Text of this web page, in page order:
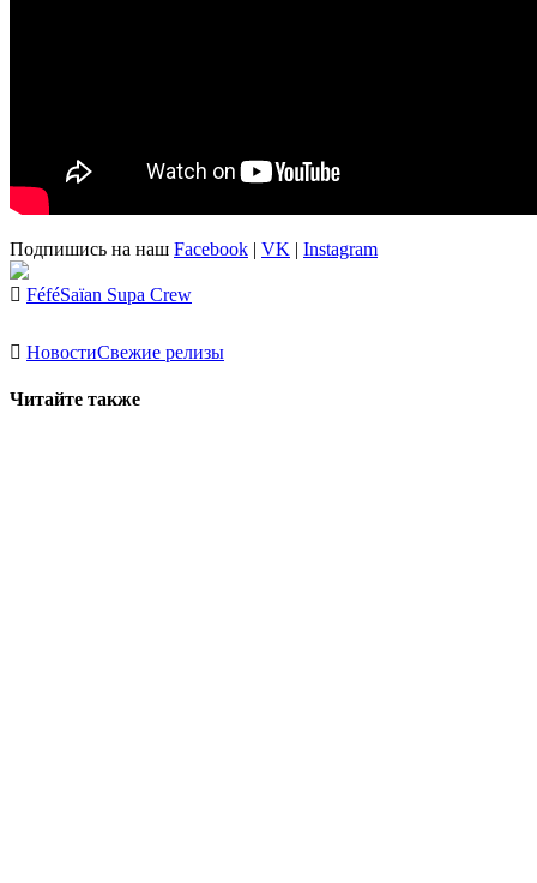
Подпишись на наш Facebook | VK | Instagram
FéféSaïan Supa Crew
НовостиСвежие релизы
Читайте также